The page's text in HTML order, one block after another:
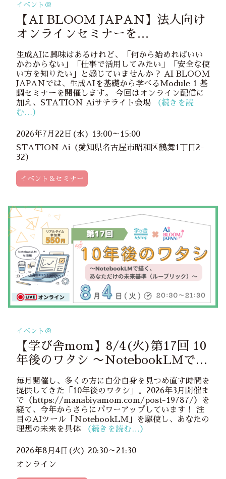
イベント＠
【AI BLOOM JAPAN】法人向け
オンラインセミナーを
7/22(水)STATION Aiサテライト
会場で開催！
生成AIに興味はあるけれど、「何から始めればいい
かわからない」「仕事で活用してみたい」「安全な使
い方を知りたい」と感じていませんか？ AI BLOOM
JAPANでは、生成AIを基礎から学べるModule 1 基
調セミナーを開催します。 今回はオンライン配信に
加え、STATION Aiサテライト会場
（続きを読
む…）
2026年7月22日(水) 13:00～15:00
STATION Ai（愛知県名古屋市昭和区鶴舞1丁目2-
32）
イベント＆セミナー
イベント＠
【学び舎mom】8/4(火)第17回 10
年後のワタシ 〜NotebookLMで描
く、あなただけの未来基準（ルーブ
リック）〜
毎月開催し、多くの方に自分自身を見つめ直す時間を
提供してきた「10年後のワタシ」。2026年3月開催ま
で（https://manabiyamom.com/post-19787/）を
経て、今年からさらにパワーアップしています！ 注
目のAIツール「NotebookLM」を駆使し、あなたの
理想の未来を具体
（続きを読む…）
2026年8月4日(火) 20:30～21:30
オンライン